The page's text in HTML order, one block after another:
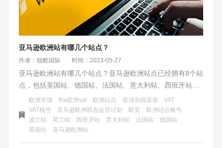
亚马逊欧洲站有哪几个站点？
作者：纽酷国际 时间：2023-05-27
亚马逊欧洲站有哪几个站点？亚马逊欧洲站点已经拥有8个站
点，包括英国站、德国站、法国站、意大利站、西班牙站、
荷兰站、波兰站以及最新开通的瑞典站。这些欧洲站点简称
为欧亚站点，这是继北美站点（美亚）之后的第二大亚马逊
市场。欧洲站点不仅拥有购买力大，而且利润率也比较高，
是许多跨国电商经营的重要一环。
欧洲市场 fba欧洲vat 欧洲站点 双清包税渠道
VAT
VAT税号
亚马逊欧洲联合运营计划 欧亚
欧洲结合账号
波兰站
荷兰站 西班牙站 意大利站 法国站
德国站
英国站
亚马逊欧洲站